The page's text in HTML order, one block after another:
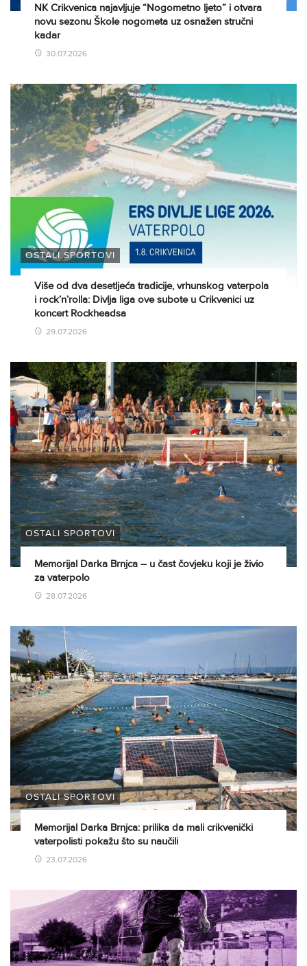
NK Crikvenica najavljuje “Nogometno ljeto” i otvara
novu sezonu Škole nogometa uz osnažen stručni
kadar
30.07.2026
OSTALI SPORTOVI
Više od dva desetljeća tradicije, vrhunskog vaterpola
i rock’n’rolla: Divlja liga ove subote u Crikvenici uz
koncert Rockheadsa
29.07.2026
OSTALI SPORTOVI
Memorijal Darka Brnjca – u čast čovjeku koji je živio
za vaterpolo
28.07.2026
OSTALI SPORTOVI
Memorijal Darka Brnjca: prilika da mali crikvenički
vaterpolisti pokažu što su naučili
23.07.2026